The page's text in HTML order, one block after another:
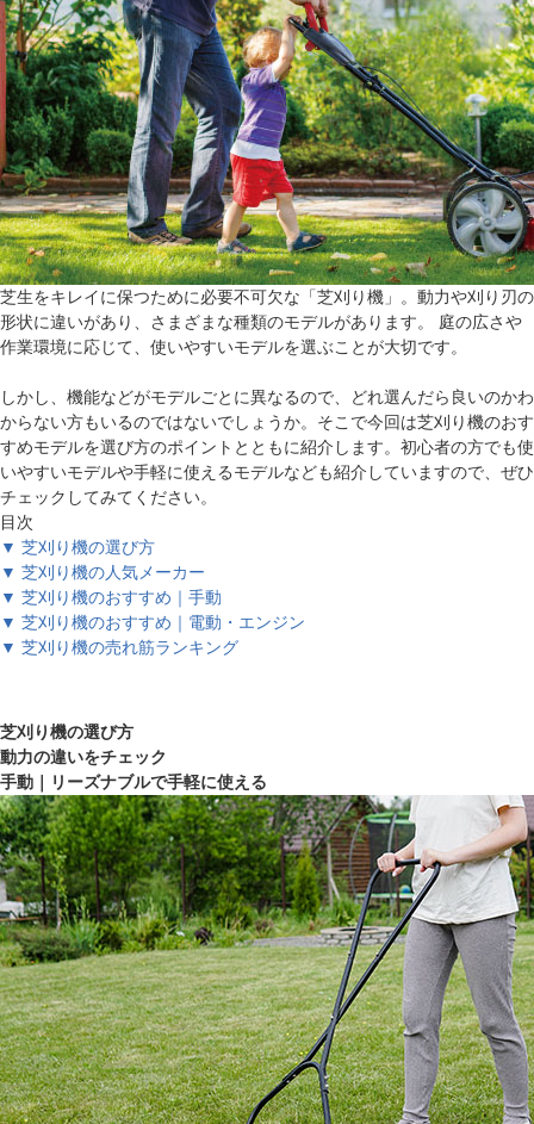
芝生をキレイに保つために必要不可欠な「芝刈り機」。動力や刈り刃の
形状に違いがあり、さまざまな種類のモデルがあります。 庭の広さや
作業環境に応じて、使いやすいモデルを選ぶことが大切です。
しかし、機能などがモデルごとに異なるので、どれ選んだら良いのかわ
からない方もいるのではないでしょうか。そこで今回は芝刈り機のおす
すめモデルを選び方のポイントとともに紹介します。初心者の方でも使
いやすいモデルや手軽に使えるモデルなども紹介していますので、ぜひ
チェックしてみてください。
目次
▼ 芝刈り機の選び方
▼ 芝刈り機の人気メーカー
▼ 芝刈り機のおすすめ｜手動
▼ 芝刈り機のおすすめ｜電動・エンジン
▼ 芝刈り機の売れ筋ランキング
芝刈り機の選び方
動力の違いをチェック
手動｜リーズナブルで手軽に使える